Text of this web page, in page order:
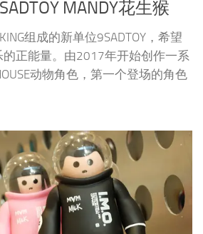
MANDY花生猴
组成的新单位9SADTOY，希望
的正能量。由2017年开始创作一系
动物角色，第一个登场的角色